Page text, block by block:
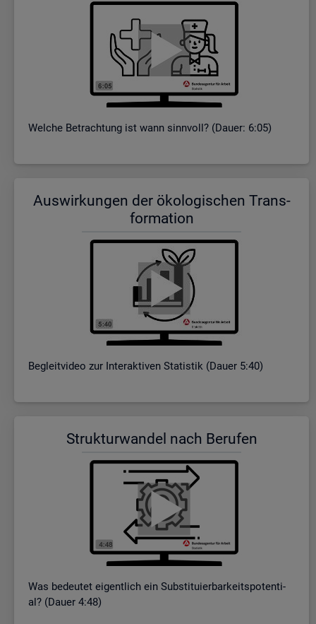
Wel­che Be­trach­tung ist wann sinn­voll? (Dauer: 6:05)
Aus­wir­kun­gen der öko­lo­gi­schen Trans­
for­ma­ti­on
Be­gleit­vi­deo zur In­ter­ak­ti­ven Sta­tis­tik (Dauer 5:40)
Struk­tur­wan­del nach Be­ru­fen
Was be­deu­tet ei­gent­lich ein Sub­sti­tu­ier­bar­keits­po­ten­ti­
al? (Dauer 4:48)